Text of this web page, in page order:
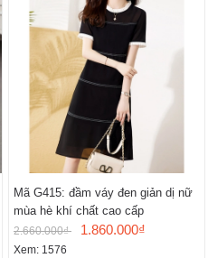
Mã G415: đầm váy đen giản dị nữ
mùa hè khí chất cao cấp
2.660.000₫ 1.860.000₫
Xem: 1576